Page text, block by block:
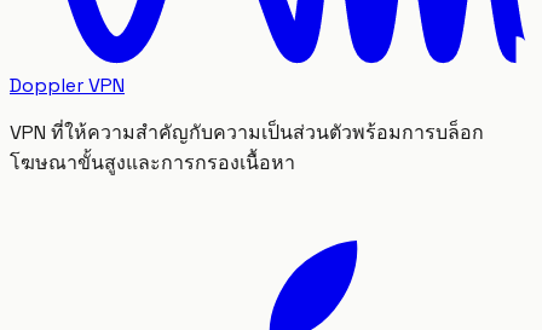
Doppler VPN
VPN ที่ให้ความสำคัญกับความเป็นส่วนตัวพร้อมการบล็อก
โฆษณาขั้นสูงและการกรองเนื้อหา